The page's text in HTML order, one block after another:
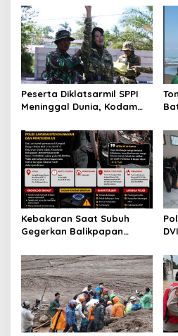
s
i
p
o
s
Peserta Diklatsarmil SPPI
Meninggal Dunia, Kodam
Penyebab Berdasarkan
Hasil Medis
Kebakaran Saat Subuh
Gegerkan Balikpapan
Amankan Lokasi dan
Lakukan Penyelidikan